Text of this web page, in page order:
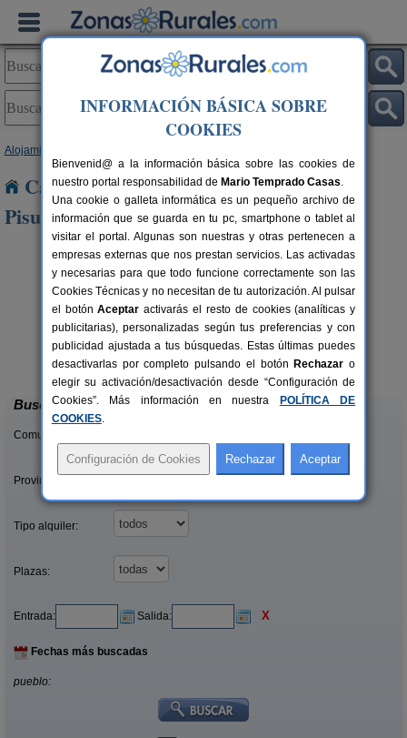
Alojamientos
Casas Rurales cerca de Santovenia de
Pisuerga
4+1 pers.
desde18 €
Casa Rural Madagascar
Villasexmir (Valladolid)
Buscar
Comunidades:
Provincias/Islas:
Tipo alquiler:
Plazas:
Entrada: Salida: X
Fechas más buscadas
pueblo:
INFORMACIÓN BÁSICA SOBRE
COOKIES
Bienvenid@ a la información básica sobre las cookies de
nuestro portal responsabilidad de Mario Temprado Casas.
Una cookie o galleta informática es un pequeño archivo de
información que se guarda en tu pc, smartphone o tablet al
visitar el portal. Algunas son nuestras y otras pertenecen a
empresas externas que nos prestan servicios. Las activadas
y necesarias para que todo funcione correctamente son las
Cookies Técnicas y no necesitan de tu autorización. Al pulsar
el botónAceptar activarás el resto de cookies (analíticas y
publicitarias), personalizadas según tus preferencias y con
publicidad ajustada a tus búsquedas. Estas últimas puedes
desactivarlas por completo pulsando el botón Rechazar o
elegir su activación/desactivación desde “Configuración de
Cookies”. Más información en nuestra
POLÍTICA DE
COOKIES.